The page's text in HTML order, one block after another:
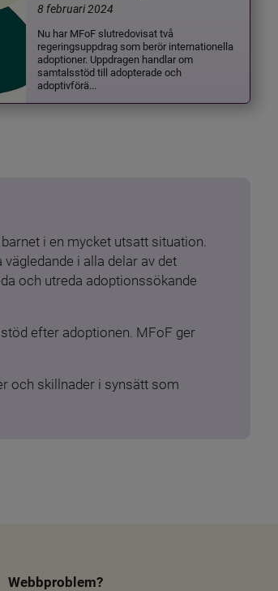
8 februari 2024
Nu har MFoF slutredovisat två
regeringsuppdrag som berör internationella
adoptioner. Uppdragen handlar om
samtalsstöd till adopterade och
adoptivförä...
i en mycket utsatt situation.
i alla delar av det
och utreda adoptionssökande
efter adoptionen. MFoF ger
och skillnader i synsätt som
Webbproblem?